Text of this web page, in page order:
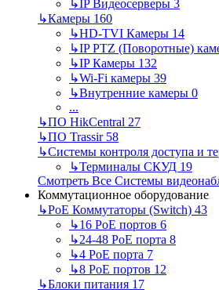
↳IP Видеосерверы 3
↳Камеры 160
↳HD-TVI Камеры 14
↳IP PTZ (Поворотные)
↳IP Камеры 132
↳Wi-Fi камеры 39
↳Внутренние камеры 0
...
↳ПО HikCentral 27
↳ПО Trassir 58
↳Системы контроля доступа и
↳Терминалы СКУД 19
Смотреть Все Системы
Коммутационное оборудование
↳PoE Коммутаторы (Switch) 43
↳16 PoE портов 6
↳24-48 PoE порта 8
↳4 PoE порта 7
↳8 PoE портов 12
↳Блоки питания 17